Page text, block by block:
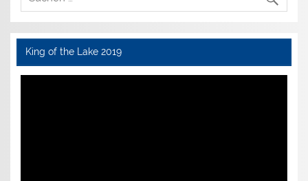
King of the Lake 2019
Video-